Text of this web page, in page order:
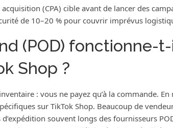
(CPA) cible avant de lancer des
de 10–20 % pour couvrir imprévus
(POD) fonctionne-
Shop ?
: vous ne payez qu’à la commande. En
sur TikTok Shop. Beaucoup de
souvent longs des fournisseurs